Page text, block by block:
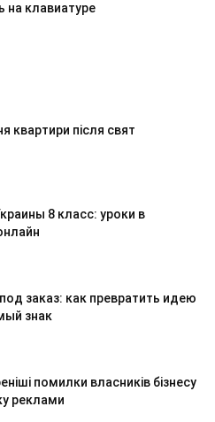
на клавиатуре
квартири після свят
8 класс: уроки в
заказ: как превратить идею
знак
помилки власників бізнесу
реклами